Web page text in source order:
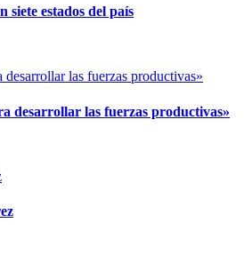
siete estados del país
desarrollar las fuerzas productivas»